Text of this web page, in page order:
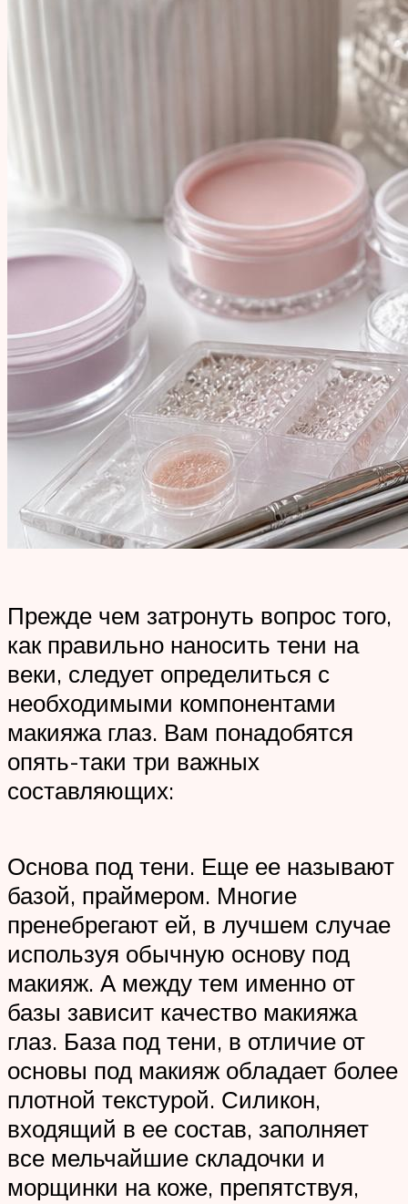
Прежде чем затронуть вопрос того,
как правильно наносить тени на
веки, следует определиться с
необходимыми компонентами
макияжа глаз. Вам понадобятся
опять-таки три важных
составляющих:
Основа под тени. Еще ее называют
базой, праймером. Многие
пренебрегают ей, в лучшем случае
используя обычную основу под
макияж. А между тем именно от
базы зависит качество макияжа
глаз. База под тени, в отличие от
основы под макияж обладает более
плотной текстурой. Силикон,
входящий в ее состав, заполняет
все мельчайшие складочки и
морщинки на коже, препятствуя,